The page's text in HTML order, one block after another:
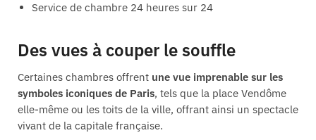
Service de chambre 24 heures sur 24
Des vues à couper le souffle
Certaines chambres offrent une vue imprenable sur les
symboles iconiques de Paris, tels que la place Vendôme
elle-même ou les toits de la ville, offrant ainsi un spectacle
vivant de la capitale française.